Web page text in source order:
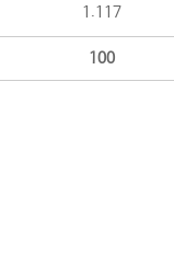
1.117
100